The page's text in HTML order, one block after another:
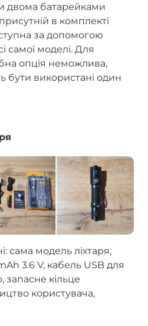
двома батарейками
в комплекті
за допомогою
самої моделі. Для
опція неможлива,
бути використані один
сама модель ліхтаря,
3.6 V, кабель USB для
запасне кільце
користувача,